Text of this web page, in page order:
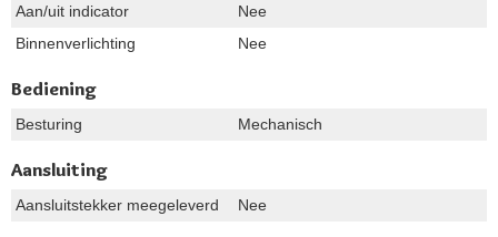
Aan/uit indicator
Nee
Binnenverlichting
Nee
Bediening
Besturing Mechanisch
Aansluiting
Aansluitstekker meegeleverd Nee